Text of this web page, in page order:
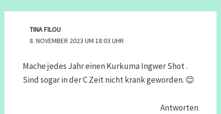
TINA FILOU
8. NOVEMBER 2023 UM 18:03 UHR
Mache jedes Jahr einen Kurkuma Ingwer Shot .
Sind sogar in der C Zeit nicht krank geworden. 😊
Antworten